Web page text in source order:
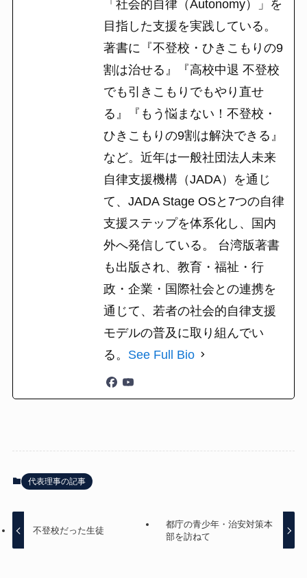
「社会的自律（Autonomy）」を
目指した支援を実践している。
著書に『不登校・ひきこもりの9
割は治せる』『高校中退 不登校
でも引きこもりでもやり直せ
る』『もう悩まない！不登校・
ひきこもりの9割は解決できる』
など。近年は一般社団法人未来
自律支援機構（JADA）を通じ
て、JADA Stage OSと7つの自律
支援ステップを体系化し、国内
外へ発信している。 台湾版著書
も出版され、教育・福祉・行
政・企業・国際社会との連携を
通じて、若者の社会的自律支援
モデルの普及に取り組んでい
る。 See Full Bio
代表理事の記事
不登校だった生徒
都庁の青少年・治安対策本
部を訪ねて